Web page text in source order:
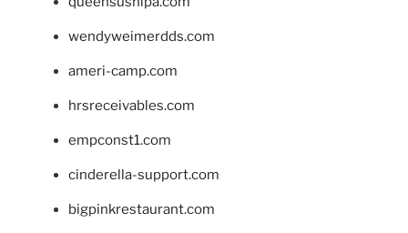
wendyweimerdds.com
ameri-camp.com
hrsreceivables.com
empconst1.com
cinderella-support.com
bigpinkrestaurant.com